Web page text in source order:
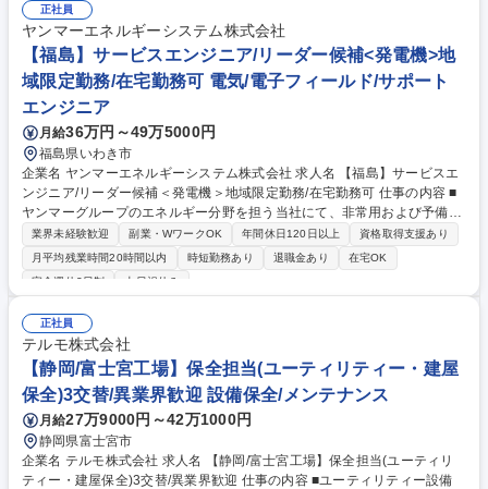
運転・監視 ・設備集中監視センターにて、作業受付（電話応答、作業腕
章・鍵等の貸出・返却など含む） ・各種データ入力、データ管理 ※設備
集中監視センターは当社本社内にございます。 募集職種 【愛知】空港内
施設の設備管理※セントレアの安全を守る仕事/転勤無
正社員
ヤンマーエネルギーシステム株式会社
【福島】サービスエンジニア/リーダー候補<発電機>地
域限定勤務/在宅勤務可 電気/電子フィールド/サポート
エンジニア
月給36万円～49万5000円
福島県いわき市
企業名 ヤンマーエネルギーシステム株式会社 求人名 【福島】サービスエ
ンジニア/リーダー候補＜発電機＞地域限定勤務/在宅勤務可 仕事の内容 ■
ヤンマーグループのエネルギー分野を担う当社にて、非常用および予備電
源などに採用されている、学校・ホテル・病院・ビルなどの公共施設で活
躍する『発電機』のメンテナンス・定期点検等をご担当いただきます。 ■
非常用発電機は非常時に稼働することが求められるため、定期的なメンテ
検、消耗部品の交換、修理対応など予防保全の対応をお任せします。※
他、見積書・作業工程表・協力店に対する作業指示書の作成など事務作業
■必要な知識や技術は研修やOJT(まずは先輩とペアで業務)で身に着けてい
ただきます。※資格取得における受験料の負担や報奨金制度もご用意 募集
職種 【福島】サービスエンジニア/リーダー候補＜発電機＞地域限定勤務/
在宅勤務可
業界未経験歓迎 副業・WワークOK 年間休日120日以上
資格取得支援あり
月平均残業時間20時間以内
時短勤務あり 退職金あり
在宅OK
完全週休2日制
土日祝休み
正社員
テルモ株式会社
【静岡/富士宮工場】保全担当(ユーティリティー・建屋
保全)3交替/異業界歓迎 設備保全/メンテナンス
月給27万9000円～42万1000円
静岡県富士宮市
企業名 テルモ株式会社 求人名 【静岡/富士宮工場】保全担当(ユーティリ
ティー・建屋保全)3交替/異業界歓迎 仕事の内容 ■ユーティリティー設備